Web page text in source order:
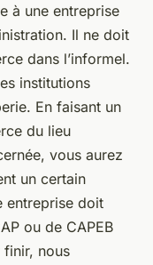
à une entreprise
Il ne doit
dans l’informel.
institutions
En faisant un
du lieu
vous aurez
un certain
entreprise doit
ou de CAPEB
nous